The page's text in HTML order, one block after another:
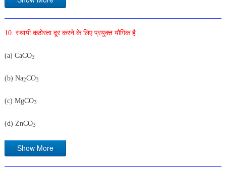
10. स्थायी कठोरता दूर करने के लिए प्रयुक्त यौगिक है :
(a) CaCO3
(b) Na2CO3
(c) MgCO3
(d) ZnCO3
Show More